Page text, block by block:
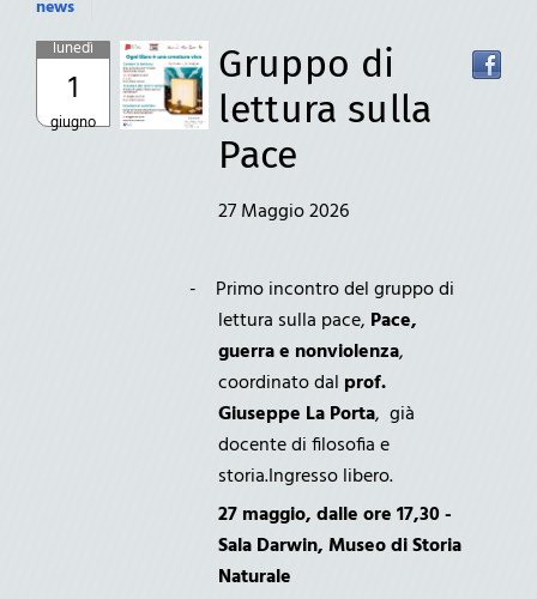
news
lunedì
1
giugno
Gruppo di
lettura sulla
Pace
27 Maggio 2026
-
Primo incontro del gruppo di
lettura sulla pace, Pace,
guerra e nonviolenza,
coordinato dal prof.
Giuseppe La Porta, già
docente di filosofia e
storia.Ingresso libero.
27 maggio, dalle ore 17,30 -
Sala Darwin, Museo di Storia
Naturale